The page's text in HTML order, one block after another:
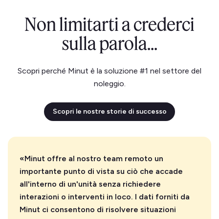
Non limitarti a crederci
sulla parola...
Scopri perché Minut è la soluzione #1 nel settore del
noleggio.
Scopri le nostre storie di successo
«Minut offre al nostro team remoto un
importante punto di vista su ciò che accade
all'interno di un'unità senza richiedere
interazioni o interventi in loco. I dati forniti da
Minut ci consentono di risolvere situazioni